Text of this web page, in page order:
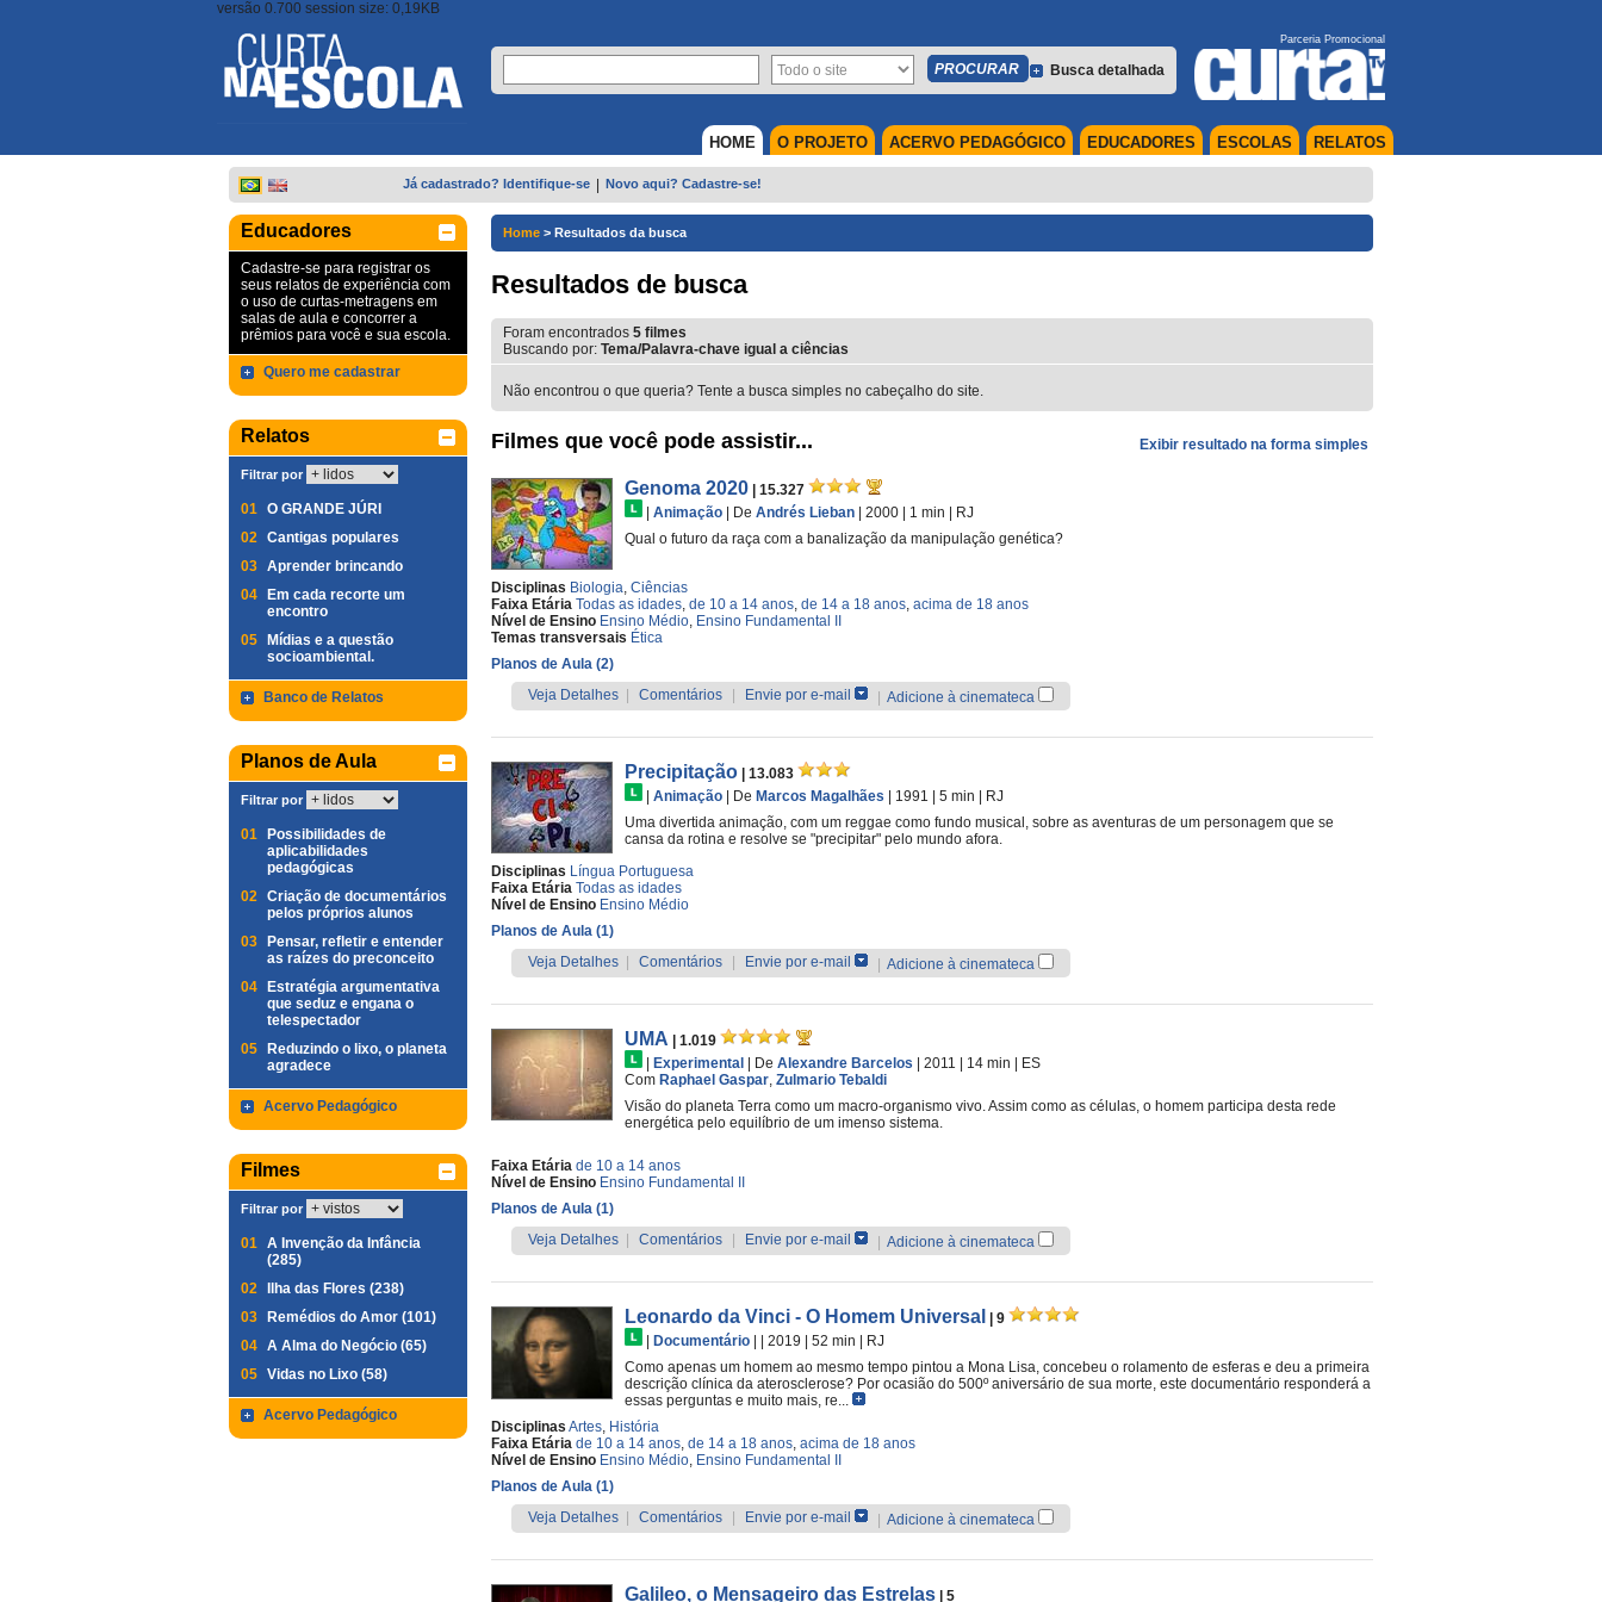
versão 0.700 session size: 0,19KB
Busca detalhada
Parceria Promocional
RELATOS
ESCOLAS
EDUCADORES
ACERVO PEDAGÓGICO
O PROJETO
HOME
Já cadastrado? Identifique-se Novo aqui? Cadastre-se!
Educadores
Cadastre-se para registrar os
seus relatos de experiência com
o uso de curtas-metragens em
salas de aula e concorrer a
prêmios para você e sua escola.
Quero me cadastrar
Relatos
Filtrar por
01 O GRANDE JÚRI
02 Cantigas populares
03 Aprender brincando
04
Em cada recorte um
encontro
05
Mídias e a questão
socioambiental.
Banco de Relatos
Planos de Aula
Filtrar por
01
Possibilidades de
aplicabilidades
pedagógicas
02 Criação de documentários
pelos próprios alunos
03
Pensar, refletir e entender
as raízes do preconceito
04
Estratégia argumentativa
que seduz e engana o
telespectador
05
Reduzindo o lixo, o planeta
agradece
Acervo Pedagógico
Filmes
Filtrar por
01 A Invenção da Infância
(285)
02
Ilha das Flores (238)
03
Remédios do Amor (101)
04 A Alma do Negócio (65)
05 Vidas no Lixo (58)
Acervo Pedagógico
Home > Resultados da busca
Resultados de busca
Foram encontrados 5 filmes
Buscando por: Tema/Palavra-chave igual a ciências
Não encontrou o que queria? Tente a busca simples no cabeçalho do site.
Exibir resultado na forma simples
Filmes que você pode assistir...
Genoma 2020
| 15.327
Animação De Andrés Lieban | 2000 | 1 min
RJ
Qual o futuro da raça com a banalização da manipulação genética?
Disciplinas Biologia, Ciências
Faixa Etária Todas as idades, de 10 a 14 anos, de 14 a 18 anos, acima de 18 anos
Nível de Ensino Ensino Médio, Ensino Fundamental II
Temas transversais Ética
Planos de Aula (2)
Veja Detalhes
Comentários Envie por e-mail Adicione à cinemateca
Precipitação
| 13.083
Animação De Marcos Magalhães | 1991 | 5 min
RJ
Uma divertida animação, com um reggae como fundo musical, sobre as aventuras de um personagem que se
cansa da rotina e resolve se "precipitar" pelo mundo afora.
Disciplinas Língua Portuguesa
Faixa Etária Todas as idades
Nível de Ensino Ensino Médio
Planos de Aula (1)
Veja Detalhes
Comentários Envie por e-mail Adicione à cinemateca
UMA
| 1.019
Experimental De Alexandre Barcelos | 2011 | 14 min
ES
Com Raphael Gaspar, Zulmario Tebaldi
Visão do planeta Terra como um macro-organismo vivo. Assim como as células, o homem participa desta rede
energética pelo equilíbrio de um imenso sistema.
Faixa Etária de 10 a 14 anos
Nível de Ensino Ensino Fundamental II
Planos de Aula (1)
Veja Detalhes
Comentários Envie por e-mail Adicione à cinemateca
Leonardo da Vinci - O Homem Universal
| 9
Documentário | 2019 | 52 min
RJ
Como apenas um homem ao mesmo tempo pintou a Mona Lisa, concebeu o rolamento de esferas e deu a primeira
descrição clínica da aterosclerose? Por ocasião do 500º aniversário de sua morte, este documentário responderá a
essas perguntas e muito mais, re...
Disciplinas Artes, História
Faixa Etária de 10 a 14 anos, de 14 a 18 anos, acima de 18 anos
Nível de Ensino Ensino Médio, Ensino Fundamental II
Planos de Aula (1)
Veja Detalhes
Comentários Envie por e-mail Adicione à cinemateca
Galileo, o Mensageiro das Estrelas | 5